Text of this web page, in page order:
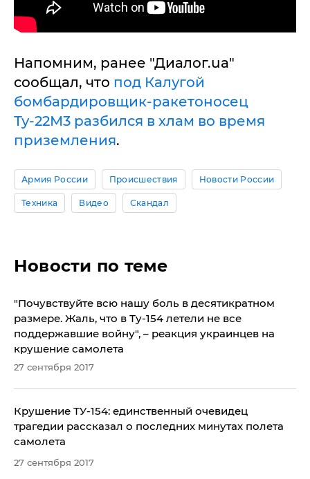
Напомним, ранее "Диалог.ua"
сообщал, что под Калугой
бомбардировщик-ракетоносец
Ту-22М3 разбился в хлам во время
приземления.
Армия России Происшествия Новости России
Техника Видео Скандал
Новости по теме
"​Почувствуйте всю нашу боль в десятикратном
размере. Жаль, что в Ту-154 летели не все
поддержавшие войну", – реакция украинцев на
крушение самолета
27 сентября 2017
Крушение ТУ-154: единственный очевидец
трагедии рассказал о последних минутах полета
самолета
27 сентября 2017